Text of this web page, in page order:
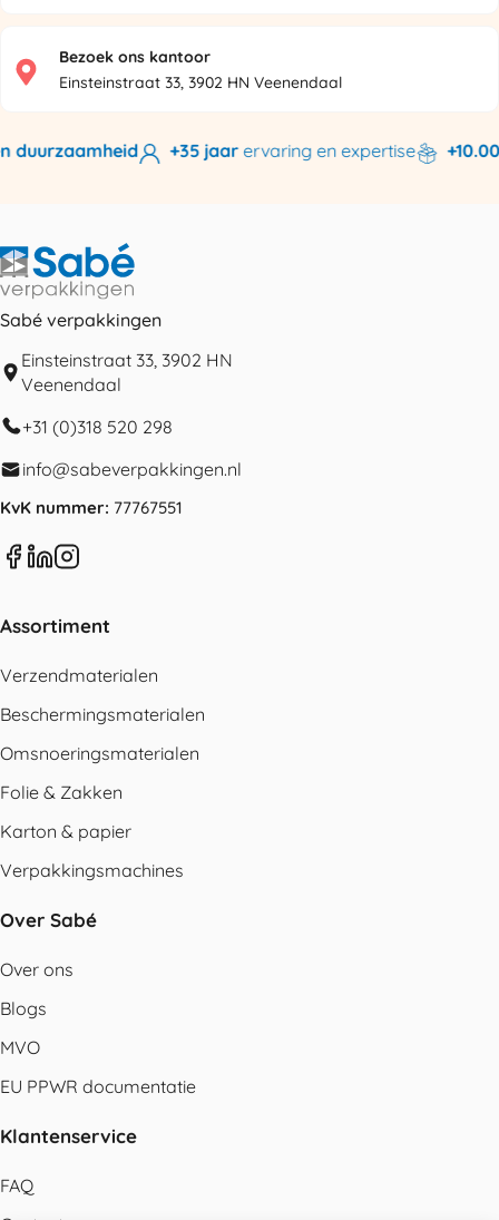
Bezoek ons kantoor
Einsteinstraat 33, 3902 HN Veenendaal
+35 jaarervaring en expertise
Sabé verpakkingen
Einsteinstraat 33, 3902 HN
Veenendaal
+31 (0)318 520 298
info@sabeverpakkingen.nl
KvK nummer: 77767551
Assortiment
Verzendmaterialen
Beschermingsmaterialen
Omsnoeringsmaterialen
Folie & Zakken
Karton & papier
Verpakkingsmachines
Over Sabé
Over ons
Blogs
MVO
EU PPWR documentatie
Klantenservice
FAQ